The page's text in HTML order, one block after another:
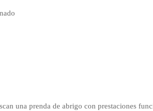
una prenda de abrigo con prestaciones